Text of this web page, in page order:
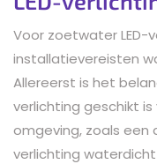
Voor zoetwater LED-
installatievereisten
Allereerst is het
verlichting geschikt
omgeving, zoals een
verlichting